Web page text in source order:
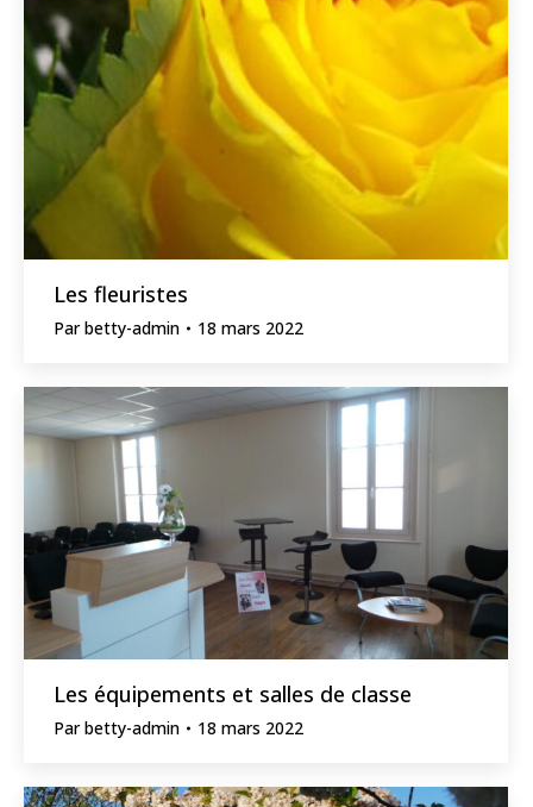
Les fleuristes
Parbetty-admin 18 mars 2022
Les équipements et salles de classe
Parbetty-admin 18 mars 2022